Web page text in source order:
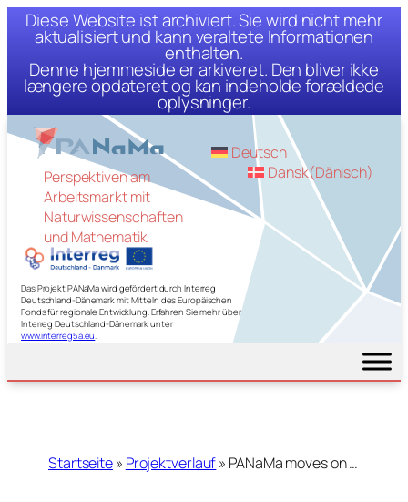
Diese Website ist archiviert. Sie wird nicht mehr
aktualisiert und kann veraltete Informationen
enthalten.
Denne hjemmeside er arkiveret. Den bliver ikke
længere opdateret og kan indeholde forældede
oplysninger.
Zum
Inhalt
springenPerspektiven am
Arbeitsmarkt mit
Naturwissenschaften
und Mathematik
Deutsch
Dansk(Dänisch)
Das Projekt PANaMa wird gefördert durch Interreg
Deutschland-Dänemark mit Mitteln des Europäischen
Fonds für regionale Entwicklung. Erfahren Sie mehr über
Interreg Deutschland-Dänemark unter
www.interreg5a.eu.
Startseite» Projektverlauf» PANaMa moves on …